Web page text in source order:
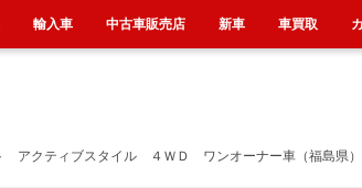
アクティブスタイル ４ＷＤ ワンオーナー車（福島県）
輸入車 中古車販売店 新車 車買取